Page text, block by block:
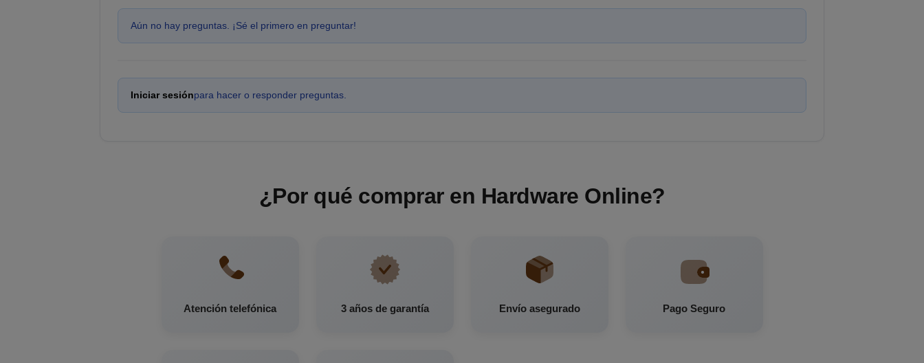
Aún no hay preguntas. ¡Sé el primero en preguntar!
Iniciar sesiónpara hacer o responder preguntas.
¿Por qué comprar en Hardware Online?
Atención telefónica 3 años de garantía Envío asegurado Pago Seguro